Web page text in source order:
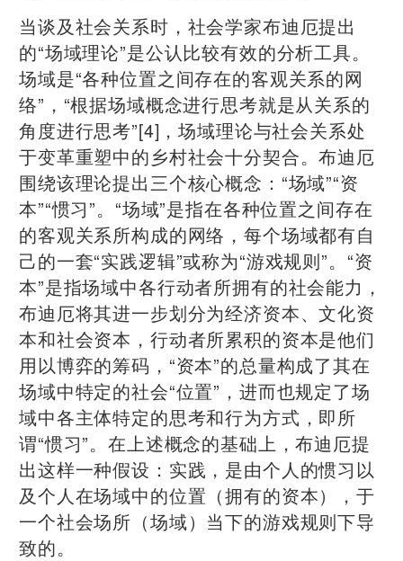
当谈及社会关系时，社会学家布迪厄提出
的“场域理论”是公认比较有效的分析工具。
场域是“各种位置之间存在的客观关系的网
络”，“根据场域概念进行思考就是从关系的
角度进行思考”[4]，场域理论与社会关系处
于变革重塑中的乡村社会十分契合。布迪厄
围绕该理论提出三个核心概念：“场域”“资
本”“惯习”。“场域”是指在各种位置之间存在
的客观关系所构成的网络，每个场域都有自
己的一套“实践逻辑”或称为“游戏规则”。“资
本”是指场域中各行动者所拥有的社会能力，
布迪厄将其进一步划分为经济资本、文化资
本和社会资本，行动者所累积的资本是他们
用以博弈的筹码，“资本”的总量构成了其在
场域中特定的社会“位置”，进而也规定了场
域中各主体特定的思考和行为方式，即所
谓“惯习”。在上述概念的基础上，布迪厄提
出这样一种假设：实践，是由个人的惯习以
及个人在场域中的位置（拥有的资本），于
一个社会场所（场域）当下的游戏规则下导
致的。